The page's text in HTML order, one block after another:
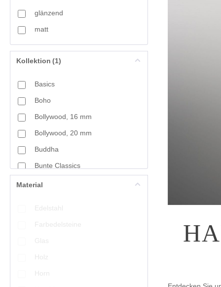
glänzend
matt
Kollektion (1)
Basics
Boho
Bollywood, 16 mm
Bollywood, 20 mm
Buddha
Bunte Classics
Charm
Material
Edelstahl
Farbedelsteine
Glas